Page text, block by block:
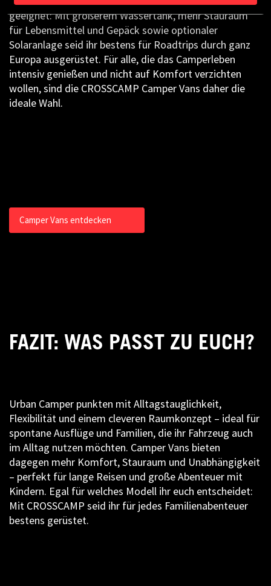
geeignet: Mit größerem Wassertank, mehr Stauraum
für Lebensmittel und Gepäck sowie optionaler
Solaranlage seid ihr bestens für Roadtrips durch ganz
Europa ausgerüstet. Für alle, die das Camperleben
intensiv genießen und nicht auf Komfort verzichten
wollen, sind die CROSSCAMP Camper Vans daher die
ideale Wahl.
Camper Vans entdecken
FAZIT: WAS PASST ZU EUCH?
Urban Camper punkten mit Alltagstauglichkeit,
Flexibilität und einem cleveren Raumkonzept – ideal für
spontane Ausflüge und Familien, die ihr Fahrzeug auch
im Alltag nutzen möchten. Camper Vans bieten
dagegen mehr Komfort, Stauraum und Unabhängigkeit
– perfekt für lange Reisen und große Abenteuer mit
Kindern. Egal für welches Modell ihr euch entscheidet:
Mit CROSSCAMP seid ihr für jedes Familienabenteuer
bestens gerüstet.